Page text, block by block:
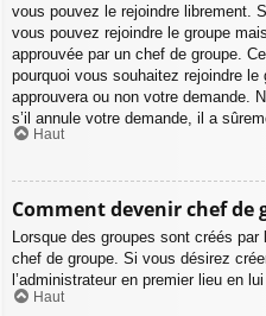
vous pouvez le rejoindre librement.
vous pouvez rejoindre le groupe
approuvée par un chef de groupe.
pourquoi vous souhaitez rejoindre le
approuvera ou non votre demande.
s’il annule votre demande, il a
Haut
Comment devenir chef de
Lorsque des groupes sont créés
chef de groupe. Si vous désirez
l’administrateur en premier lieu en
Haut